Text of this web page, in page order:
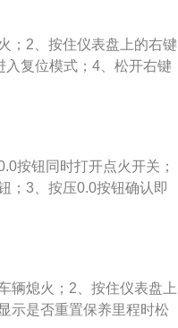
让车主尽享操控。
。2、大众途观l采用了
为186KW，最高车速为20
；2、按住仪表盘上的右键
入复位模式；4、松开右键
观l车身尺寸是：长4712
配的是7挡双离合变速
按钮同时打开点火开关；
；3、按压0.0按钮确认即
长4712mm、宽1839m
。
辆熄火；2、按住仪表盘上
示是否重置保养里程时松